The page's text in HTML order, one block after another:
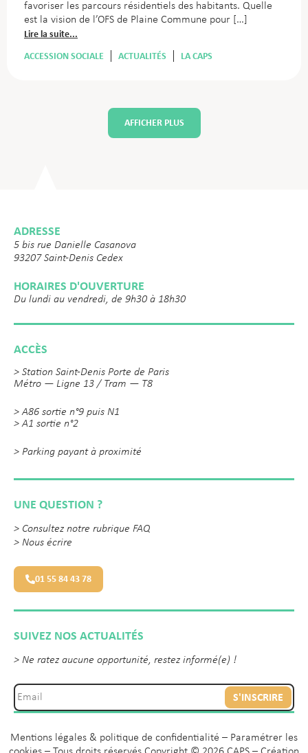
favoriser les parcours résidentiels des habitants. Quelle
est la vision de l’OFS de Plaine Commune pour […]
Lire la suite...
ACCESSION SOCIALE
ACTUALITÉS LA CAPS
AFFICHER PLUS
ADRESSE
5 bis rue Danielle Casanova
93207 Saint-Denis Cedex
HORAIRES D'OUVERTURE
Du lundi au vendredi, de 9h30 à 18h30
ACCÈS
> Station Saint-Denis Porte de Paris
Métro — Ligne 13 / Tram — T8
> A86 sortie n°9 puis N1
> A1 sortie n°2
> Parking payant à proximité
UNE QUESTION ?
> Consultez notre rubrique FAQ
> Nous écrire
01 55 84 43 78
SUIVEZ NOS ACTUALITÉS
> Ne ratez aucune opportunité, restez informé(e) !
S'INSCRIRE
Mentions légales & politique de confidentialité – Paramétrer les